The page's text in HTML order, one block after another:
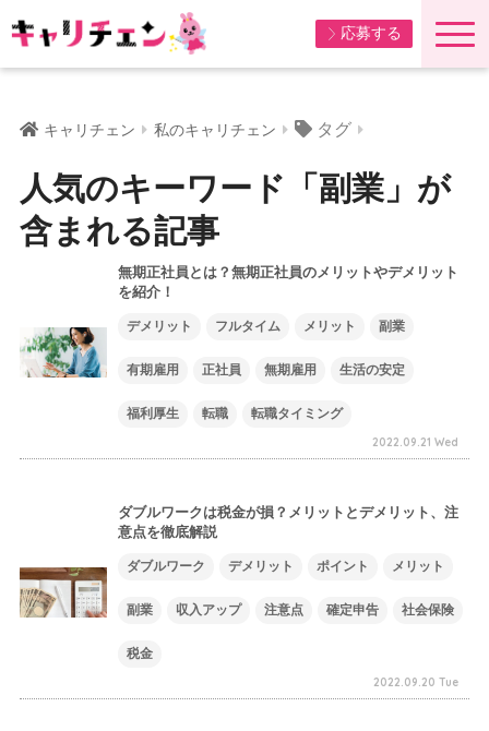
応募する
キャリチェン 私のキャリチェン タグ
人気のキーワード「副業」が
含まれる記事
無期正社員とは？無期正社員のメリットやデメリット
を紹介！
デメリット フルタイム メリット 副業
有期雇用 正社員 無期雇用 生活の安定
福利厚生 転職 転職タイミング
2022.09.21 Wed
ダブルワークは税金が損？メリットとデメリット、注
意点を徹底解説
ダブルワーク デメリット ポイント メリット
副業 収入アップ 注意点 確定申告 社会保険
税金
2022.09.20 Tue